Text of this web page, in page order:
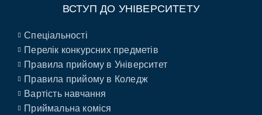
ВСТУП ДО УНІВЕРСИТЕТУ
Спеціальності
Перелік конкурсних предметів
Правила прийому в Університет
Правила прийому в Коледж
Вартість навчання
Приймальна коміся